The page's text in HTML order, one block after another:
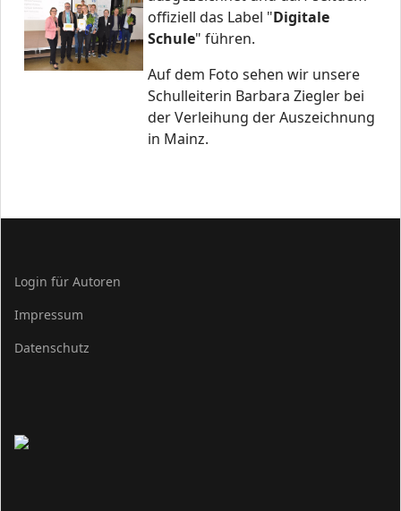
offiziell das Label "Digitale
Schule" führen.
Auf dem Foto sehen wir unsere
Schulleiterin Barbara Ziegler bei
der Verleihung der Auszeichnung
in Mainz.
Login für Autoren
Impressum
Datenschutz